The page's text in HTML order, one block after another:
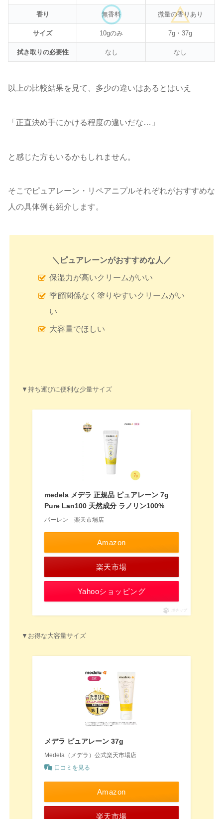
香り 無香料 微量の香りあり
サイズ 10gのみ 7g・37g
拭き取りの必要性 なし なし
以上の比較結果を見て、多少の違いはあるとはいえ
「正直決め手にかける程度の違いだな…」
と感じた方もいるかもしれません。
そこでピュアレーン・リペアニプルそれぞれがおすすめな
人の具体例も紹介します。
＼ ピュアレーンがおすすめな人 ／
保湿力が高いクリームがいい
季節関係なく塗りやすいクリームがい
い
大容量でほしい
▼持ち運びに便利な少量サイズ
medela メデラ 正規品 ピュアレーン 7g
Pure Lan100 天然成分 ラノリン100%
パーレン 楽天市場店
Amazon
楽天市場
Yahooショッピング
ポチップ
▼お得な大容量サイズ
メデラ ピュアレーン 37g
Medela（メデラ）公式楽天市場店
口コミを見る
Amazon
楽天市場